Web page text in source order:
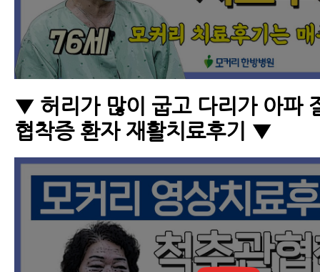
▼ 허리가 많이 굽고 다리가 아파
협착증 환자 재활치료후기 ▼